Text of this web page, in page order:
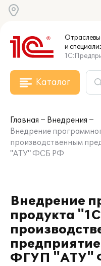
и
Каталог
Главная
Внедрения
Внедрение
производственным
"АТУ" ФСБ РФ
Внедрение
продукта
ФГУП "АТУ"